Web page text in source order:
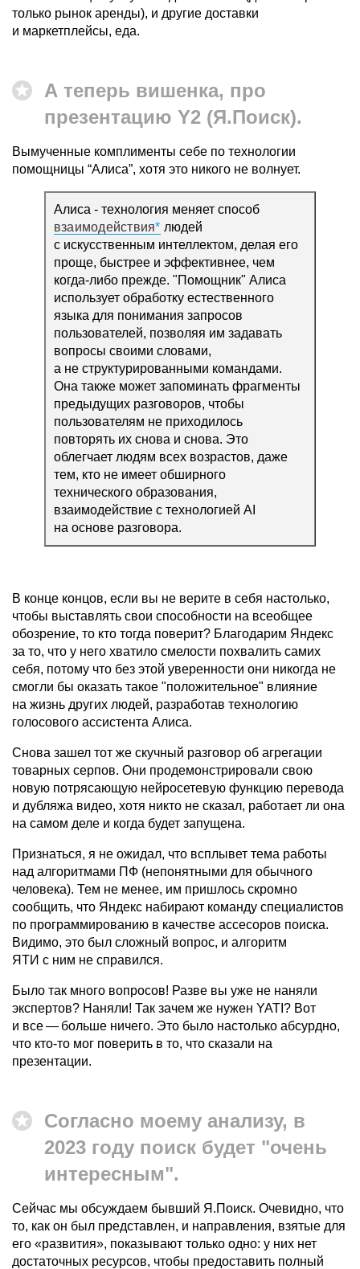
только рынок аренды), и другие доставки
и маркетплейсы, еда.
А теперь вишенка, про
презентацию Y2 (Я.Поиск).
Вымученные комплименты себе по технологии
помощницы “Алиса”, хотя это никого не волнует.
Алиса - технология меняет способ
взаимодействия
людей
с искусственным интеллектом, делая его
проще, быстрее и эффективнее, чем
когда-либо прежде. "Помощник" Алиса
использует обработку естественного
языка для понимания запросов
пользователей, позволяя им задавать
вопросы своими словами,
а не структурированными командами.
Она также может запоминать фрагменты
предыдущих разговоров, чтобы
пользователям не приходилось
повторять их снова и снова. Это
облегчает людям всех возрастов, даже
тем, кто не имеет обширного
технического образования,
взаимодействие с технологией AI
на основе разговора.
В конце концов, если вы не верите в себя настолько,
чтобы выставлять свои способности на всеобщее
обозрение, то кто тогда поверит? Благодарим Яндекс
за то, что у него хватило смелости похвалить самих
себя, потому что без этой уверенности они никогда не
смогли бы оказать такое "положительное" влияние
на жизнь других людей, разработав технологию
голосового ассистента Алиса.
Снова зашел тот же скучный разговор об агрегации
товарных серпов. Они продемонстрировали свою
новую потрясающую нейросетевую функцию перевода
и дубляжа видео, хотя никто не сказал, работает ли она
на самом деле и когда будет запущена.
Признаться, я не ожидал, что всплывет тема работы
над алгоритмами ПФ (непонятными для обычного
человека). Тем не менее, им пришлось скромно
сообщить, что Яндекс набирают команду специалистов
по программированию в качестве ассесоров поиска.
Видимо, это был сложный вопрос, и алгоритм
ЯТИ с ним не справился.
Было так много вопросов! Разве вы уже не наняли
экспертов? Наняли! Так зачем же нужен YATI? Вот
и все — больше ничего. Это было настолько абсурдно,
что кто-то мог поверить в то, что сказали на
презентации.
Согласно моему анализу, в
2023 году поиск будет "очень
интересным".
Сейчас мы обсуждаем бывший Я.Поиск. Очевидно, что
то, как он был представлен, и направления, взятые для
его «развития», показывают только одно: у них нет
достаточных ресурсов, чтобы предоставить полный